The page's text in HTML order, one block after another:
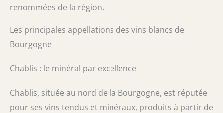
renommées de la région.
Les principales appellations des vins blancs de
Bourgogne
Chablis : le minéral par excellence
Chablis, située au nord de la Bourgogne, est réputée
pour ses vins tendus et minéraux, produits à partir de